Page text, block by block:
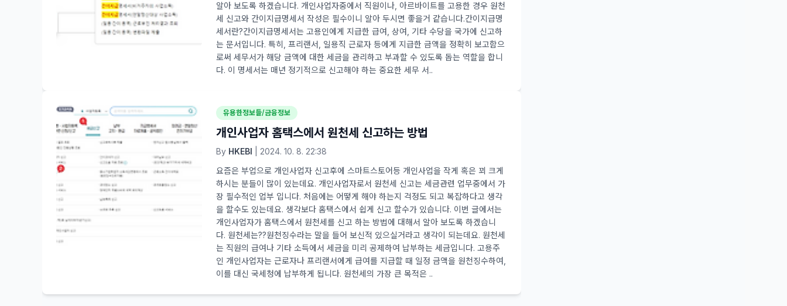
알아 보도록 하겠습니다. 개인사업자중에서 직원이나, 아르바이트를 고용한 경우 원천
세 신고와 간이지급명세서 작성은 필수이니 알아 두시면 좋을거 같습니다.간이지급명
세서란?간이지급명세서는 고용인에게 지급한 급여, 상여, 기타 수당을 국가에 신고하
는 문서입니다. 특히, 프리랜서, 일용직 근로자 등에게 지급한 금액을 정확히 보고함으
로써 세무서가 해당 금액에 대한 세금을 관리하고 부과할 수 있도록 돕는 역할을 합니
다. 이 명세서는 매년 정기적으로 신고해야 하는 중요한 세무 서..
유용한정보들/금융정보
개인사업자 홈택스에서 원천세 신고하는 방법
By HKEBI | 2024. 10. 8. 22:38
요즘은 부업으로 개인사업자 신고후에 스마트스토어등 개인사업을 작게 혹은 꾀 크게
하시는 분들이 많이 있는데요. 개인사업자로서 원천세 신고는 세금관련 업무중에서 가
장 필수적인 업부 입니다. 처음에는 어떻게 해야 하는지 걱정도 되고 복잡하다고 생각
을 할수도 있는데요. 생각보다 홈택스에서 쉽게 신고 할수가 있습니다. 이번 글에서는
개인사업자가 홈택스에서 원천세를 신고 하는 방법에 대해서 알아 보도록 하겠습니
다. 원천세는??원천징수라는 말을 들어 보신적 있으실거라고 생각이 되는데요. 원천세
는 직원의 급여나 기타 소득에서 세금을 미리 공제하여 납부하는 세금입니다. 고용주
인 개인사업자는 근로자나 프리랜서에게 급여를 지급할 때 일정 금액을 원천징수하여,
이를 대신 국세청에 납부하게 됩니다. 원천세의 가장 큰 목적은 ..